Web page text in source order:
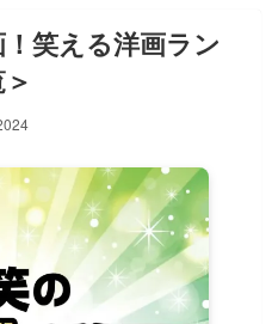
笑える洋画ラン